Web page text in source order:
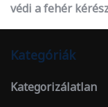
védi a fehér
Kategóriák
Kategorizálatlan